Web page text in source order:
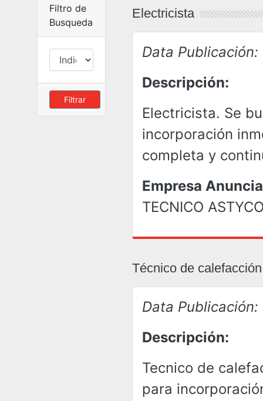
Filtro de
Busqueda
Filtrar
Electricista
Data Publicación:
Descripción:
Electricista. Se
incorporación
completa y
Empresa
TECNICO
Técnico de calefacción
Data Publicación:
Descripción:
Tecnico de
para